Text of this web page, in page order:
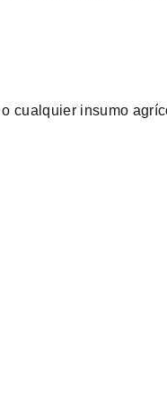
cualquier insumo